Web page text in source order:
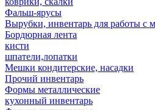
Фальш-ярусы
Вырубки, инвентарь для работы с
Бордюрная лента
кисти
шпатели,лопатки
Мешки кондитерские, насадки
Прочий инвентарь
Формы металлические
кухонный инвентарь